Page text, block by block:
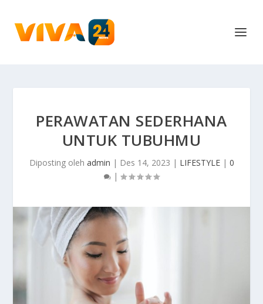
PERAWATAN SEDERHANA
UNTUK TUBUHMU
Diposting oleh admin | Des 14, 2023 | LIFESTYLE| 0
|